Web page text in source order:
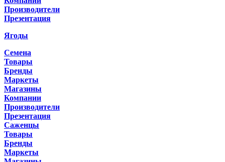
Производители
Презентация
Ягоды
Семена
Товары
Бренды
Маркеты
Магазины
Компании
Производители
Презентация
Саженцы
Товары
Бренды
Маркеты